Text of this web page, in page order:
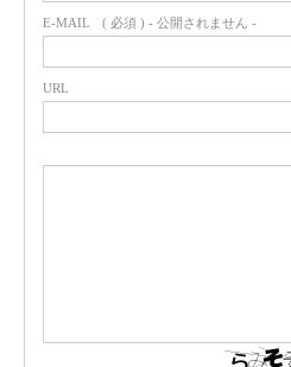
E-MAIL ( 必須 ) - 公開されません -
URL